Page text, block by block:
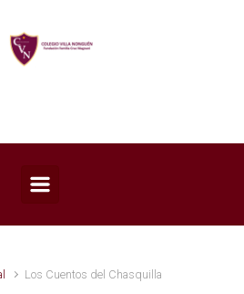
Los Cuentos del Chasquilla